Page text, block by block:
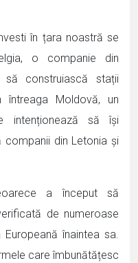
în țara noastră se
o companie din
construiască stații
Moldovă, un
intenționează să își
companii din Letonia și
a început să
de numeroase
înaintea sa.
care îmbunătățesc